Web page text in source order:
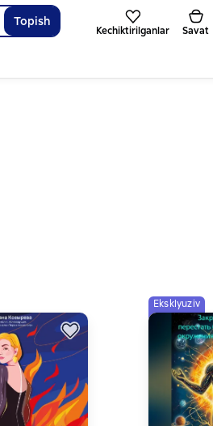
Topish
Kechiktirilganlar Savat
Eksklyuziv